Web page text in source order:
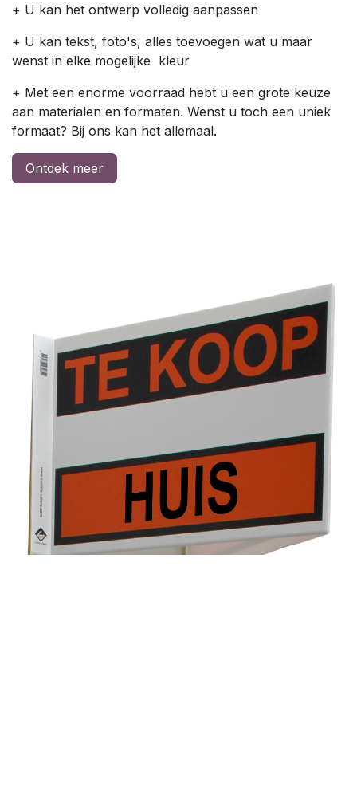
+ U kan het ontwerp volledig aanpassen
+ U kan tekst, foto's, alles toevoegen wat u maar
wenst in elke mogelijke kleur
+ Met een enorme voorraad hebt u een grote keuze
aan materialen en formaten. Wenst u toch een uniek
formaat? Bij ons kan het allemaal.
Ontdek meer